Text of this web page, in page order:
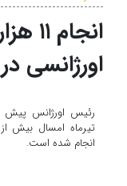
هشدار
اورژانسی
رئیس اورژانس پیش
انجام شده است.